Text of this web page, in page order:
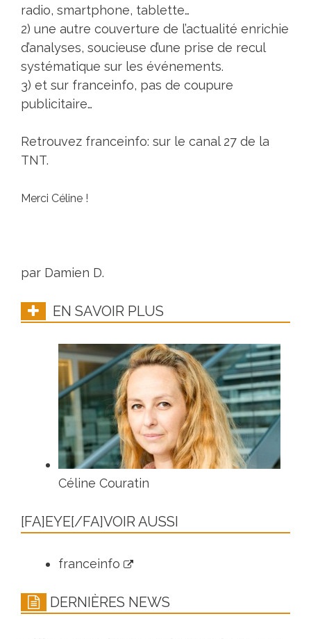
radio, smartphone, tablette…
2) une autre couverture de l’actualité enrichie
d’analyses, soucieuse d’une prise de recul
systématique sur les événements.
3) et sur franceinfo, pas de coupure
publicitaire…
Retrouvez franceinfo: sur le canal 27 de la
TNT.
Merci Céline !
par Damien D.
EN SAVOIR PLUS
Céline Couratin
[FA]EYE[/FA]VOIR AUSSI
franceinfo
DERNIÈRES NEWS